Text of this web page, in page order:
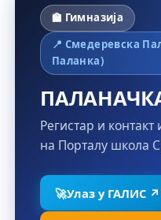
🏫 Гимназија
📍 Смедеревска
Паланка)
Регистар и
на Порталу школа
🚀Улаз у ГАЛИС ↗